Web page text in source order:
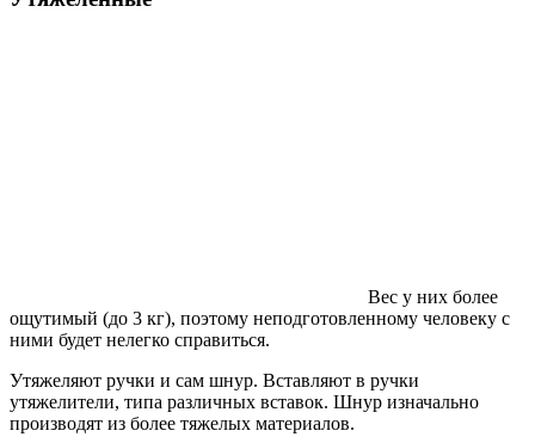
Вес у них более
ощутимый (до 3 кг), поэтому неподготовленному человеку с
ними будет нелегко справиться.
Утяжеляют ручки и сам шнур. Вставляют в ручки
утяжелители, типа различных вставок. Шнур изначально
производят из более тяжелых материалов.